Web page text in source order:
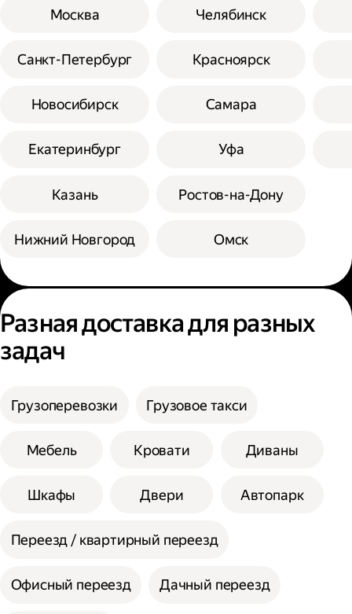
Москва
Санкт-Петербург
Новосибирск
Екатеринбург
Казань
Нижний Новгород
Челябинск
Красноярск
Самара
Уфа
Ростов-на-Дону
Омск
Разная доставка для разных
задач
Грузоперевозки Грузовое такси
Мебель Кровати Диваны
Шкафы Двери Автопарк
Переезд / квартирный переезд
Офисный переезд Дачный переезд